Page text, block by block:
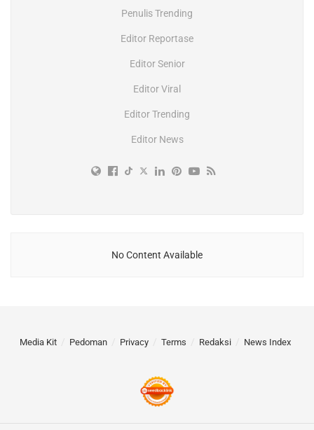
Penulis Trending
Editor Reportase
Editor Senior
Editor Viral
Editor Trending
Editor News
No Content Available
Media Kit Pedoman Privacy Terms Redaksi News Index